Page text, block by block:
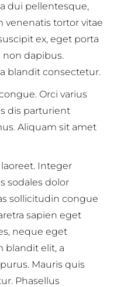
dui pellentesque,
venenatis tortor vitae
ex, eget porta
non dapibus.
blandit consectetur.
Orci varius
dis parturient
Aliquam sit amet
Integer
sodales dolor
sollicitudin congue
sapien eget
neque eget
blandit elit, a
Mauris quis
Phasellus